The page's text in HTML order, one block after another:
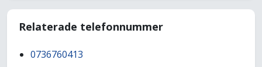
Relaterade telefonnummer
0736760413